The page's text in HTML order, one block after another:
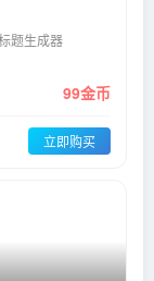
题生成器
99金币
立即购买